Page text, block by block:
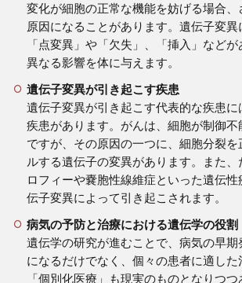
変化が細胞の正常な機能を妨げる場合
原因になることがあります。遺伝子変異
「点変異」や「欠失」、「挿入」など
異なる影響を体に与えます。
遺伝子変異が引き起こす疾患
遺伝子変異が引き起こす代表的な疾患に
疾患があります。がんは、細胞が制御
ですが、その原因の一つに、細胞分裂
ルする遺伝子の変異があります。また、
ロフィーや嚢胞性線維症といった遺伝
伝子変異によって引き起こされます。
病気の予防と治療における遺伝学の役割
遺伝学の研究が進むことで、病気の早
になるだけでなく、個々の患者に適した
「個別化医療」も現実のものとなりつ